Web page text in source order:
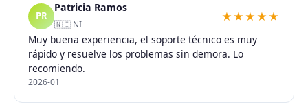
PR
Patricia Ramos
🇳🇮 NI
★★★★★
Muy buena experiencia, el soporte técnico es muy
rápido y resuelve los problemas sin demora. Lo
recomiendo.
2026-01